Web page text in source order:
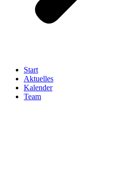
Start
Aktuelles
Kalender
Team